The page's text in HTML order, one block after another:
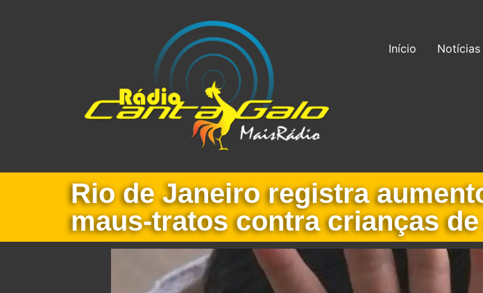
Início Notícias
Rio de Janeiro registra
maus-tratos contra crianças de